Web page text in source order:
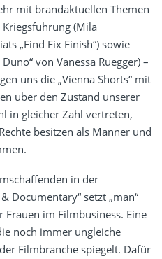
mit brandaktuellen Themen
(Mila
„Find Fix Finish“) sowie
von Vanessa Rüegger) –
uns die „Vienna Shorts“ mit
über den Zustand unserer
in gleicher Zahl vertreten,
besitzen als Männer und
in der
Documentary“ setzt „man“
Frauen im Filmbusiness. Eine
noch immer ungleiche
Filmbranche spiegelt. Dafür